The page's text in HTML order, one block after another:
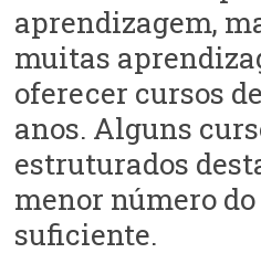
aprendizagem,
muitas
oferecer cursos
anos. Alguns
estruturados
menor número do
suficiente.